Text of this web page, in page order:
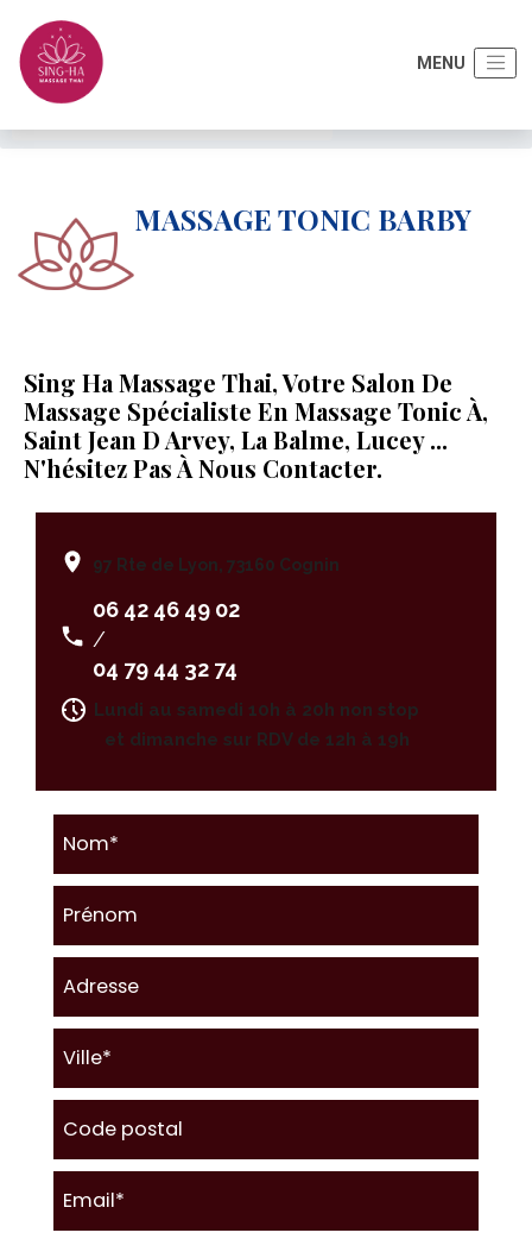
MASSAGE TONIC BARBY
Sing Ha Massage Thai, Votre Salon De
Massage Spécialiste En Massage Tonic À,
Saint Jean D Arvey, La Balme, Lucey ...
N'hésitez Pas À Nous Contacter.
97 Rte de Lyon, 73160 Cognin
06 42 46 49 02
/
04 79 44 32 74
Lundi au samedi 10h à 20h non stop
et dimanche sur RDV de 12h à 19h